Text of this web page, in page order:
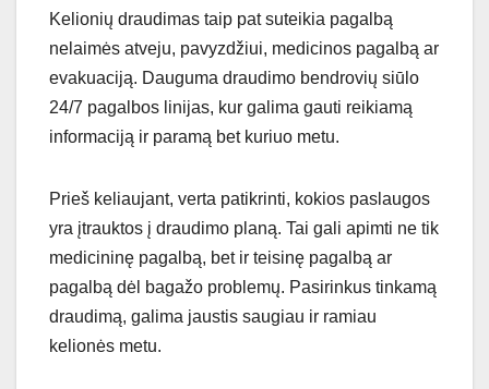
Kelionių draudimas taip pat suteikia pagalbą
nelaimės atveju, pavyzdžiui, medicinos pagalbą ar
evakuaciją. Dauguma draudimo bendrovių siūlo
24/7 pagalbos linijas, kur galima gauti reikiamą
informaciją ir paramą bet kuriuo metu.
Prieš keliaujant, verta patikrinti, kokios paslaugos
yra įtrauktos į draudimo planą. Tai gali apimti ne tik
medicininę pagalbą, bet ir teisinę pagalbą ar
pagalbą dėl bagažo problemų. Pasirinkus tinkamą
draudimą, galima jaustis saugiau ir ramiau
kelionės metu.